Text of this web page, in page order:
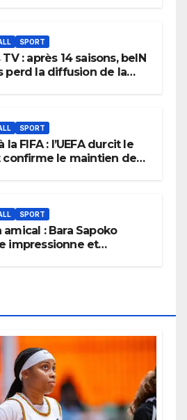
SPORT
: après 14 saisons, beIN
perd la diffusion de la
SPORT
la FIFA : l’UEFA durcit le
confirme le maintien de
SPORT
amical : Bara Sapoko
impressionne et